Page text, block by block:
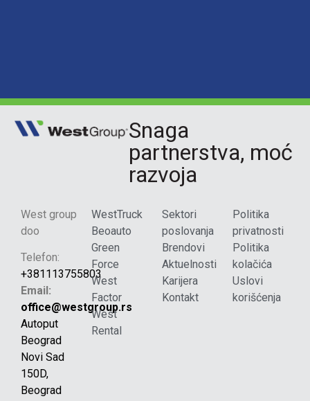
Snaga
partnerstva, moć
razvoja
West group
doo
Telefon:
+381113755803
Email:
office@westgroup.rs
Autoput
Beograd
Novi Sad
150D,
Beograd
WestTruck
Beoauto
Green
Force
West
Factor
West
Rental
Sektori
poslovanja
Brendovi
Aktuelnosti
Karijera
Kontakt
Politika
privatnosti
Politika
kolačića
Uslovi
korišćenja